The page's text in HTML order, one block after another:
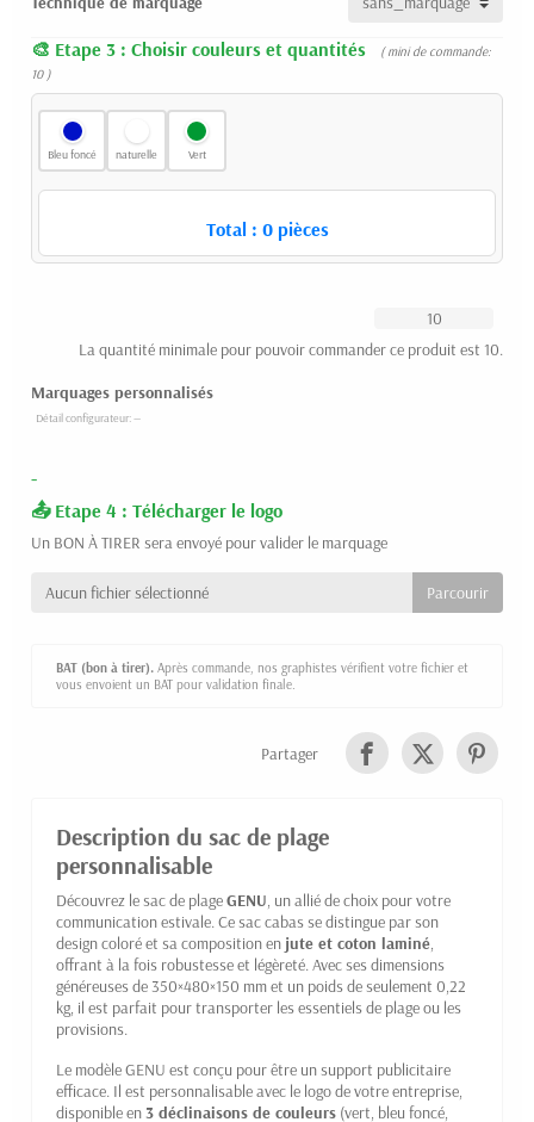
Etape 3 : Choisir couleurs et quantités
( mini de commande:
10 )
Bleu foncé naturelle Vert
Total : 0pièces
La quantité minimale pour pouvoir commander ce produit est 10.
Marquages personnalisés
-
Etape 4 : Télécharger le logo
Un BON À TIRER sera envoyé pour valider le marquage
Aucun fichier sélectionné
BAT (bon à tirer). Après commande, nos graphistes vérifient votre fichier et
vous envoient un BAT pour validation finale.
Partager
Description du sac de plage
personnalisable
Découvrez le sac de plageGENU, un allié de choix pour votre
communication estivale. Ce sac cabas se distingue par son
design coloré et sa composition en jute et coton laminé,
offrant à la fois robustesse et légèreté. Avec ses dimensions
généreuses de 350×480×150 mm et un poids de seulement 0,22
kg, il est parfait pour transporter les essentiels de plage ou les
provisions.
Le modèle GENU est conçu pour être un support publicitaire
efficace. Il est personnalisable avec le logo de votre entreprise,
disponible en3 déclinaisons de couleurs (vert, bleu foncé,